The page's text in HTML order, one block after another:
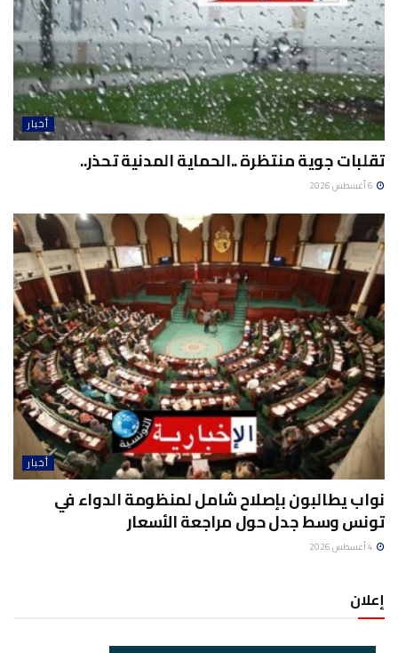
أخبار
تقلبات جوية منتظرة ..الحماية المدنية تحذر..
أخبار
نواب يطالبون بإصلاح شامل لمنظومة الدواء في
تونس وسط جدل حول مراجعة الأسعار
إعلان